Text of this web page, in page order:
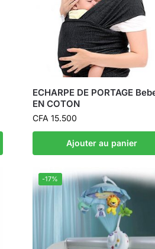
ECHARPE DE PORTAGE
EN COTON
CFA 15.500
Ajouter au panier
-17%